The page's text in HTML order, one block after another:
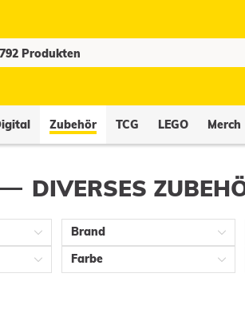
Zubehör TCG LEGO Merch
DIVERSES
Brand
Farbe